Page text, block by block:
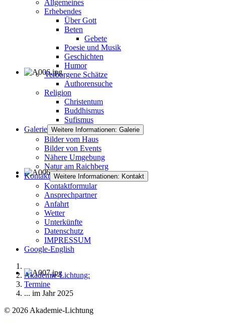
Allgemeines
Erhebendes
Über Gott
Beten
Gebete
Poesie und Musik
Geschichten
Humor
Verborgene Schätze
Authorensuche
Religion
Christentum
Buddhismus
Sufismus
Galerie Weitere Informationen: Galerie
Bilder vom Haus
Bilder von Events
Nähere Umgebung
Natur am Raichberg
Kontakt Weitere Informationen: Kontakt
Kontaktformular
Ansprechpartner
Anfahrt
Wetter
Unterkünfte
Datenschutz
IMPRESSUM
Google-English
Akademie-Lichtung:
Termine
... im Jahr 2025
© 2026 Akademie-Lichtung